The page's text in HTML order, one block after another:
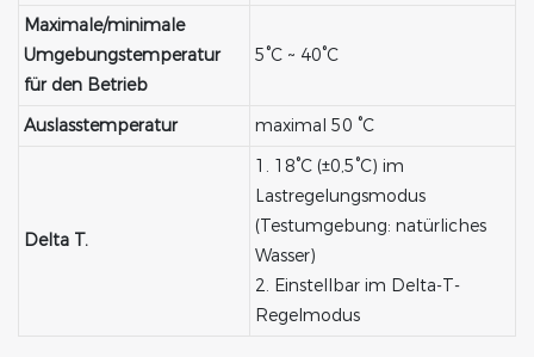
Maximale/minimale
Umgebungstemperatur
für den Betrieb
5°C ~ 40°C
Auslasstemperatur maximal 50 °C
Delta T.
1. 18°C ​​(±0,5°C) im
Lastregelungsmodus
(Testumgebung: natürliches
Wasser)
2. Einstellbar im Delta-T-
Regelmodus